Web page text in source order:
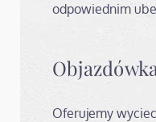
odpowiednim
Objazdówka
Oferujemy